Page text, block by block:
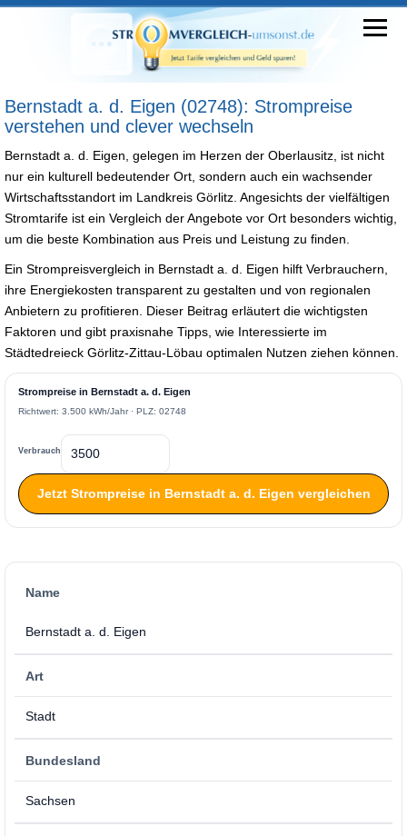
Bernstadt a. d. Eigen (02748): Strompreise
verstehen und clever wechseln
Bernstadt a. d. Eigen, gelegen im Herzen der Oberlausitz, ist nicht
nur ein kulturell bedeutender Ort, sondern auch ein wachsender
Wirtschaftsstandort im Landkreis Görlitz. Angesichts der vielfältigen
Stromtarife ist ein Vergleich der Angebote vor Ort besonders wichtig,
um die beste Kombination aus Preis und Leistung zu finden.
Ein Strompreisvergleich in Bernstadt a. d. Eigen hilft Verbrauchern,
ihre Energiekosten transparent zu gestalten und von regionalen
Anbietern zu profitieren. Dieser Beitrag erläutert die wichtigsten
Faktoren und gibt praxisnahe Tipps, wie Interessierte im
Städtedreieck Görlitz-Zittau-Löbau optimalen Nutzen ziehen können.
Strompreise in Bernstadt a. d. Eigen
Richtwert: 3.500 kWh/Jahr · PLZ: 02748
Verbrauch
Jetzt Strompreise in Bernstadt a. d. Eigen vergleichen
Name
Bernstadt a. d. Eigen
Art
Stadt
Bundesland
Sachsen